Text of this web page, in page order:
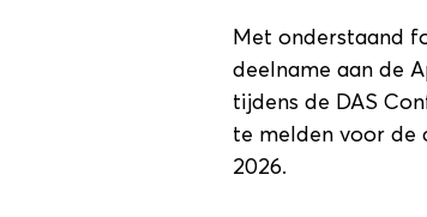
Met onderstaand
deelname aan de
tijdens de DAS
te melden voor de
2026.